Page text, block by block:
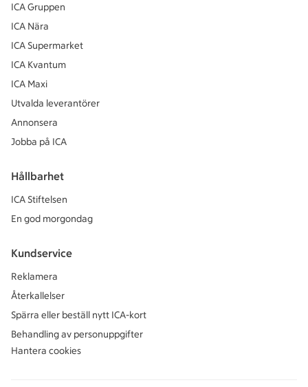
ICA Gruppen
ICA Nära
ICA Supermarket
ICA Kvantum
ICA Maxi
Utvalda leverantörer
Annonsera
Jobba på ICA
Hållbarhet
ICA Stiftelsen
En god morgondag
Kundservice
Reklamera
Återkallelser
Spärra eller beställ nytt ICA-kort
Behandling av personuppgifter
Hantera cookies